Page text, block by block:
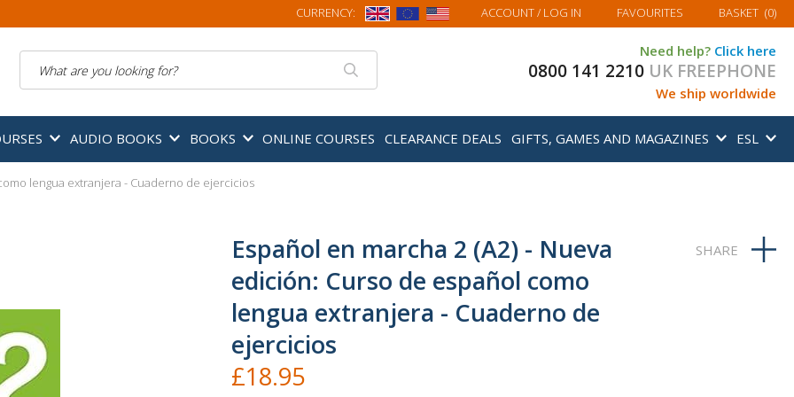
CURRENCY: ACCOUNT/ LOG IN FAVOURITES MY BASKET
BASKET (0)
Need help? Click here
0800 141 2210 UK FREEPHONE
We ship worldwide
AUDIO BOOKS BOOKS ONLINE COURSES CLEARANCE DEALS GIFTS, GAMES AND MAGAZINES ESL
lengua extranjera - Cuaderno de ejercicios
Español en marcha 2 (A2) - Nueva
edición: Curso de español como
lengua extranjera - Cuaderno de
ejercicios
£18.95